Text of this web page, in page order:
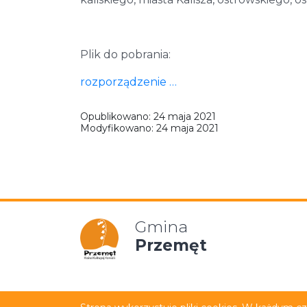
Plik do pobrania:
rozporządzenie …
Opublikowano: 24 maja 2021
Modyfikowano: 24 maja 2021
Gmina
Przemęt
Mapa strony Polityka